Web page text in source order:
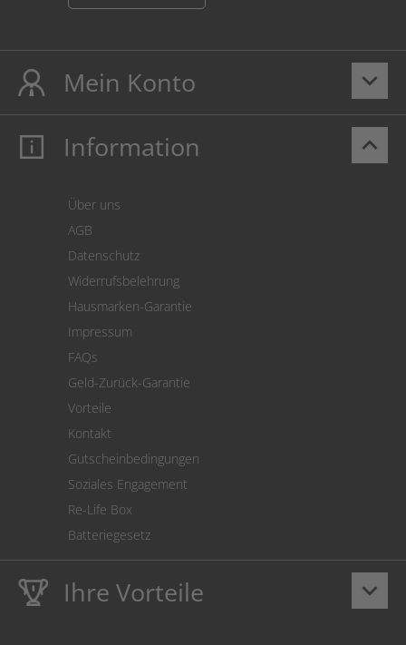
keyboard_arrow_down
Mein Konto
Mein Konto
Cookie Einstellungen
keyboard_arrow_up
Information
Über uns
AGB
Datenschutz
Widerrufsbelehrung
Hausmarken-Garantie
Impressum
FAQs
Geld-Zurück-Garantie
Vorteile
Kontakt
Gutscheinbedingungen
Soziales Engagement
Re-Life Box
Batteriegesetz
keyboard_arrow_down
Ihre Vorteile